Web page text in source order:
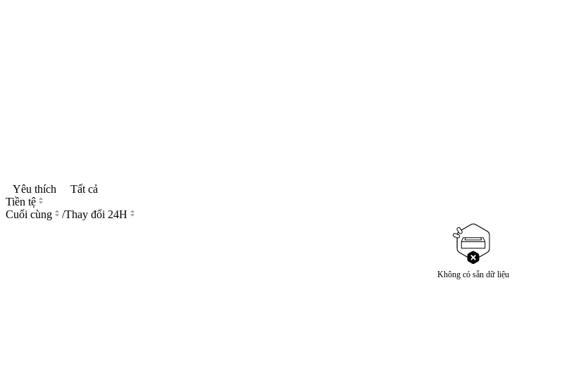
Yêu thích
Tất cả
Tiền tệ
Cuối cùng
/Thay đổi 24H
Không có sẵn dữ liệu